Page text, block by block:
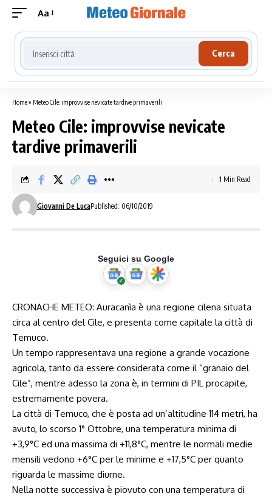
Aa
Cerca località meteo
Cerca
Home» Meteo Cile: improvvise nevicate tardive primaverili
Meteo Cile: improvvise nevicate
tardive primaverili
Giovanni De LucaPublished: 06/10/2019
1 Min Read
Seguici su Google
CRONACHE METEO: Auracanìa è una regione cilena situata
circa al centro del Cile, e presenta come capitale la città di
Temuco.
Un tempo rappresentava una regione a grande vocazione
agricola, tanto da essere considerata come il “granaio del
Cile”, mentre adesso la zona è, in termini di PIL procapite,
estremamente povera.
La città di Temuco, che è posta ad un’altitudine 114 metri, ha
avuto, lo scorso 1° Ottobre, una temperatura minima di
+3,9°C ed una massima di +11,8°C, mentre le normali medie
mensili vedono +6°C per le minime e +17,5°C per quanto
riguarda le massime diurne.
Nella notte successiva è piovuto con una temperatura di